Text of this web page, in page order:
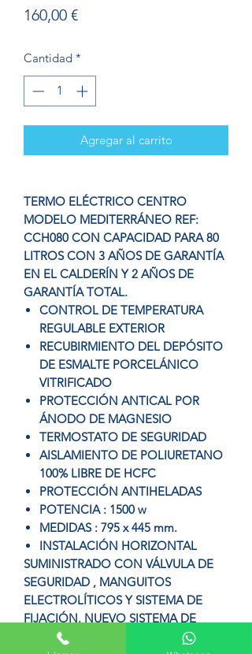
160,00 €Precio
Cantidad *
Agregar al carrito
TERMO ELÉCTRICO CENTRO
MODELO MEDITERRÁNEO REF:
CCH080 CON CAPACIDAD PARA 80
LITROS CON 3 AÑOS DE GARANTÍA
EN EL CALDERÍN Y 2 AÑOS DE
GARANTÍA TOTAL.
CONTROL DE TEMPERATURA
REGULABLE EXTERIOR
RECUBIRMIENTO DEL DEPÓSITO
DE ESMALTE PORCELÁNICO
VITRIFICADO
PROTECCIÓN ANTICAL POR
ÁNODO DE MAGNESIO
TERMOSTATO DE SEGURIDAD
AISLAMIENTO DE POLIURETANO
100% LIBRE DE HCFC
PROTECCIÓN ANTIHELADAS
POTENCIA : 1500 w
MEDIDAS : 795 x 445 mm.
INSTALACIÓN HORIZONTAL
SUMINISTRADO CON VÁLVULA DE
SEGURIDAD , MANGUITOS
ELECTROLÍTICOS Y SISTEMA DE
FIJACIÓN. NUEVO SISTEMA DE
PROTECCIÓN ANTICORROSIVA